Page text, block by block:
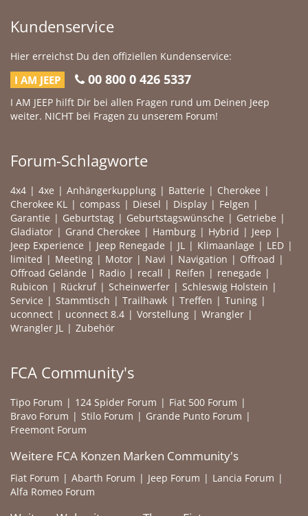
Kundenservice
Hier erreichst Du den offiziellen Kundenservice:
I AM JEEP 00 800 0 426 5337
I AM JEEP hilft Dir bei allen Fragen rund um Deinen Jeep
weiter. NICHT bei Fragen zu unserem Forum!
Forum-Schlagworte
4x4 4xe Anhängerkupplung Batterie
Cherokee
Cherokee KL
compass Diesel Display
Felgen
Garantie
Geburtstag Geburtstagswünsche
Getriebe
Gladiator
Grand Cherokee Hamburg Hybrid
Jeep
Jeep Experience
Jeep Renegade JL Klimaanlage
LED
limited
Meeting Motor Navi Navigation
Offroad
Offroad Gelände
Radio recall Reifen
renegade
Rubicon
Rückruf Scheinwerfer
Schleswig Holstein
Service
Stammtisch Trailhawk Treffen
Tuning
uconnect
uconnect 8.4 Vorstellung
Wrangler
Wrangler JL
Zubehör
FCA Community's
Tipo Forum 124 Spider Forum
Fiat 500 Forum
Bravo Forum
Stilo Forum
Grande Punto Forum
Freemont Forum
Weitere FCA Konzen Marken Community's
Fiat Forum Abarth Forum Jeep Forum
Lancia Forum
Alfa Romeo Forum